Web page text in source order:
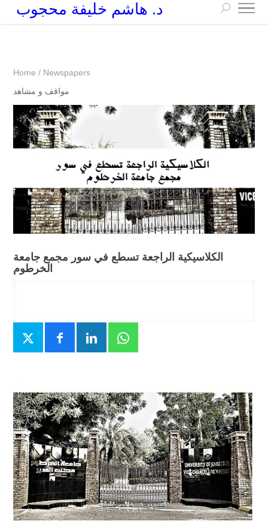
د. هاشم خليفة محجوب
Home / Newspapers
مواقف و مشاهد
الكلاسيكية الراجعة تسطع في سور مجمع جامعة
الخرطوم